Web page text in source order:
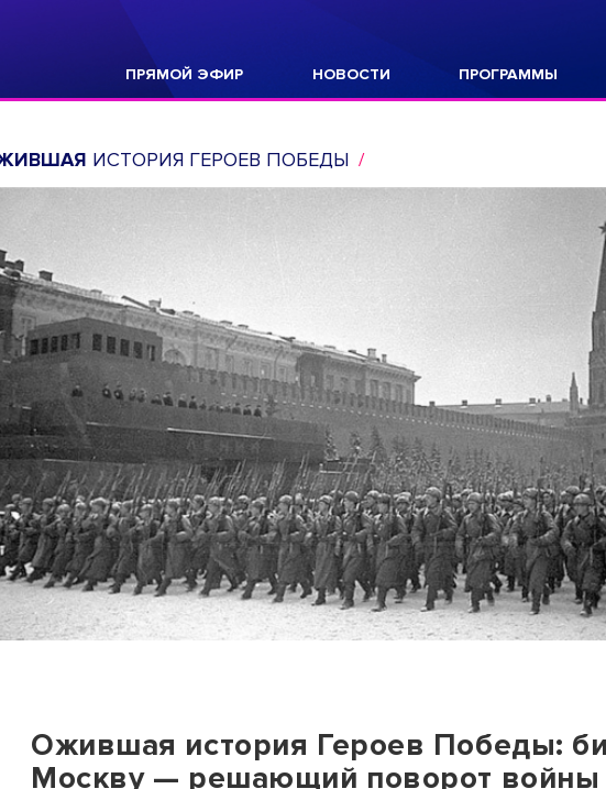
ПРЯМОЙ ЭФИР НОВОСТИ ПРОГРАММЫ
ИСТОРИЯ ГЕРОЕВ ПОБЕДЫ
Ожившая история Героев Победы:
Москву — решающий поворот войны